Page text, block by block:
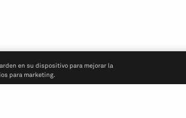
en su dispositivo para mejorar la
para marketing.